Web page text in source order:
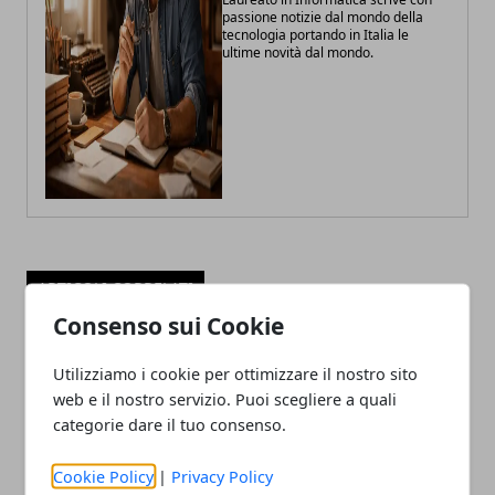
Consenso sui Cookie
Utilizziamo i cookie per ottimizzare il nostro sito
web e il nostro servizio. Puoi scegliere a quali
categorie dare il tuo consenso.
Cookie Policy | Privacy Policy
passione notizie dal mondo della
tecnologia portando in Italia le
ultime novità dal mondo.
ARTICOLI CORRELATI